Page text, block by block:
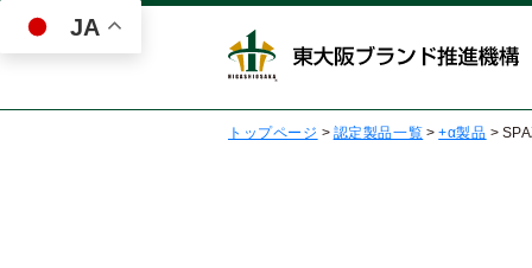
JA
トップページ > 認定製品一覧 >+α製品 >